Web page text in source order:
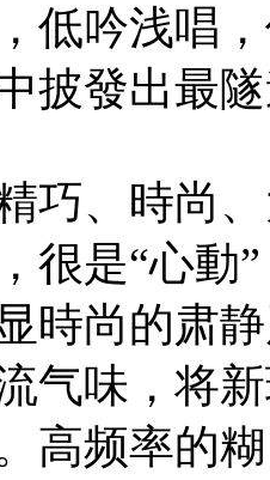
低吟浅唱
披發出最
巧、時尚
很是“心動
時尚的肃
气味，将
高频率的